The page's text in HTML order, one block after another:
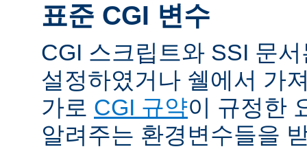
표준 CGI 변수
CGI 스크립트와 SSI 문
설정하였거나 쉘에서 가
가로 CGI 규약이 규정한
알려주는 환경변수들을